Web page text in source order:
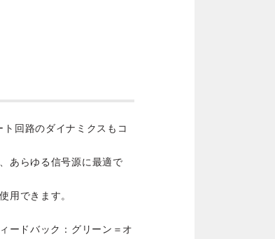
回路のダイナミクスもコ
あらゆる信号源に最適で
用できます。
ードバック：グリーン＝オ